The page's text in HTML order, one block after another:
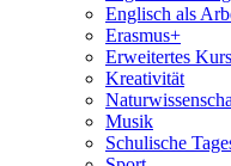
Englisch als
Erasmus+
Erweitertes
Kreativität
Musik
Schulische